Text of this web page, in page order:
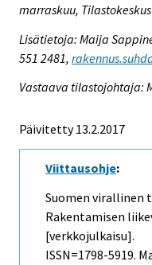
marraskuu, Tilastokeskus
Lisätietoja: Maija
551 2481,
Vastaava tilastojohtaja:
Päivitetty 13.2.2017
Viittausohje:
Suomen virallinen
Rakentamisen
[verkkojulkaisu].
ISSN=1798-5919.